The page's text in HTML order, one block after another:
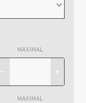
MAXIMAL
− +
MAXIMAL